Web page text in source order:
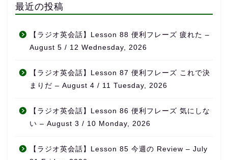
最近の投稿
【ラジオ英会話】Lesson 88 便利フレーズ 疲れた –
August 5 / 12 Wednesday, 2026
【ラジオ英会話】Lesson 87 便利フレーズ これで決
まりだ – August 4 / 11 Tuesday, 2026
【ラジオ英会話】Lesson 86 便利フレーズ 気にしな
い – August 3 / 10 Monday, 2026
【ラジオ英会話】Lesson 85 今週の Review – July